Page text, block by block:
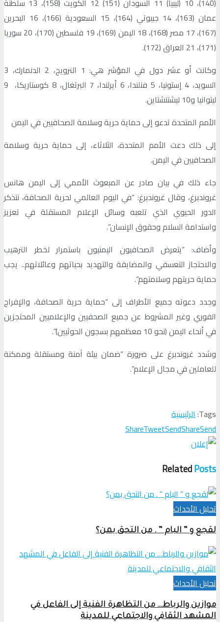
عمان (163)، 14 جيبوتي (164)، 15 السعودية (166)، 16 البحرين
(167)، 17 مصر (168)، 18 اليمن (169)، 19 فلسطين (170)، 20 سوريا
(171)، 21 العراق (172).
وكانت أو عشر دول في المؤشر هي: 1 النرويج، 2 الدنمارك، 3
السويد، 4 إستونيا، 5 فنلندا، 6 أيرلندا، 7 البرتغال، 8 كوستاريكا، 9
ليتوانيا و10 ليشتنشتاين.
الأمم المتحدة تدعو إلى حماية حرية وسلامة الصحافيين في اليمن
إلى ذلك دعت الأمم المتحدة، الثلاثاء، إلى حماية حرية وسلامة
الصحافيين في اليمن.
جاء ذلك في بيان صادر عن المبعوث الأممي إلى اليمن هانس
غروندبرغ، وقال غروندبرغ: “في اليوم العالمي لحرية الصحافة، نتذكر
الدور الحيوي الذي تلعبه وسائل الإعلام المستقلة في تعزيز
واستدامة السلام وحقوق الإنسان”.
وأضاف: “يتعرض الصحافيون اليمنيون باستمرار لخطر الترهيب
والاحتجاز التعسفي والمضايقة والتهديد بحياتهم وعائلاتهم.. يجب
حماية حريتهم وسلامتهم”.
‏وجدد دعوته جميع الأطراف إلى “حماية حرية الصحافة، والإفراج
الفوري وغير المشروط عن جميع الصحفيين والإعلاميين المحتجزين
في أنحاء ‎اليمن (نحو 10 معظمهم بسجون الحوثيين)”.
وشدد غروندبرغ على ضرورة “ضمان بيئة آمنة ومستقلة وممكنة
للعاملين في مجال الإعلام”.
Tags: الرئيسية
ShareTweetSendShareSend
RelatedPosts
تحلیل الأحداث
لقجع و ” البام ” . من التحق بمن؟
تحلیل الأحداث
موازين والرباط… من التظاهرة الفنية إلى الفاعل في
المشهد الثقافي والاجتماعي للمدينة